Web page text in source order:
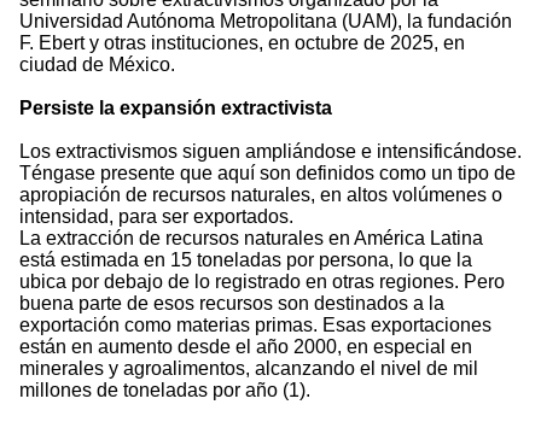
Universidad Autónoma Metropolitana (UAM), la fundación
F. Ebert y otras instituciones, en octubre de 2025, en
ciudad de México.
Persiste la expansión extractivista
Los extractivismos siguen ampliándose e intensificándose.
Téngase presente que aquí son definidos como un tipo de
apropiación de recursos naturales, en altos volúmenes o
intensidad, para ser exportados.
La extracción de recursos naturales en América Latina
está estimada en 15 toneladas por persona, lo que la
ubica por debajo de lo registrado en otras regiones. Pero
buena parte de esos recursos son destinados a la
exportación como materias primas. Esas exportaciones
están en aumento desde el año 2000, en especial en
minerales y agroalimentos, alcanzando el nivel de mil
millones de toneladas por año (1).